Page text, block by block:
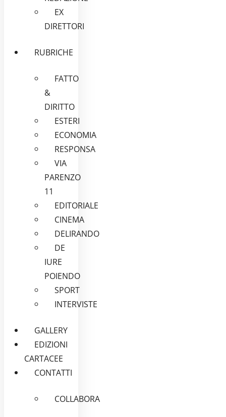
EX
DIRETTORI
RUBRICHE
FATTO
&
DIRITTO
ESTERI
ECONOMIA
RESPONSA
VIA
PARENZO
11
EDITORIALE
CINEMA
DELIRANDO
DE
IURE
POIENDO
SPORT
INTERVISTE
GALLERY
EDIZIONI
CARTACEE
CONTATTI
COLLABORA